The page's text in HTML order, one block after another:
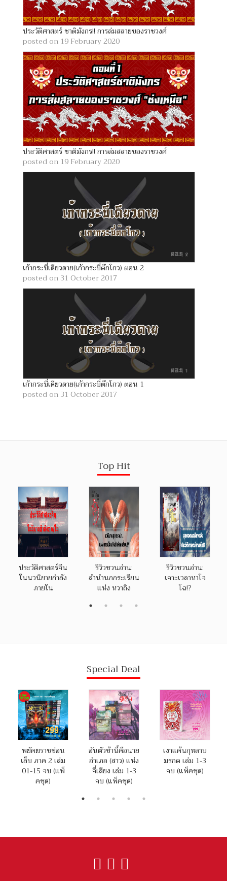
ประวัติศาสตร์ ชาติมังกร!! การล่มสลายของราชวงศ์
posted on 19 February 2020
ประวัติศาสตร์ ชาติมังกร!! การล่มสลายของราชวงศ์
posted on 19 February 2020
เก้ากระบี่เดียวดาย(เก้ากระบี่ต๊กโกว) ตอน 2
posted on 31 October 2017
เก้ากระบี่เดียวดาย(เก้ากระบี่ต๊กโกว) ตอน 1
posted on 31 October 2017
Top Hit
ประวัติศาสตร์จีน
ในนวนิยายกำลัง
ภายใน
รีวิวชวนอ่าน:
ลำนำนกกระเรียน
แห่ง หวาถิง
รีวิวชวนอ่าน:
เจาะเวลาหาโจ
โฉ!?
Special Deal
พยัคฆราชซ่อน
เล็บ ภาค 2 เล่ม
01-15 จบ (แพ็
คชุด)
อันตัวข้านี้คือนาย
อำเภอ (สาว) แห่ง
จี๋เสียง เล่ม 1-3
จบ (แพ็คชุด)
เงาแค้นกุหลาบ
มรกต เล่ม 1-3
จบ (แพ็คชุด)